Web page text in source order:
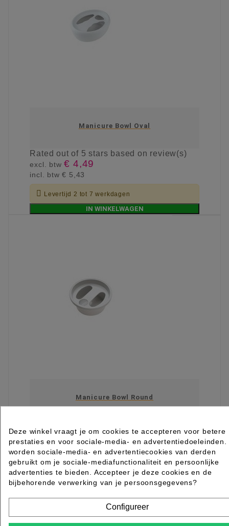
Manicure Bowl Oval
Ratedout of 5 stars based on review(s)
excl. btw€ 4,49
incl. btw€ 5,43
 Levertijd 2 tot 7 werkdagen
IN WINKELWAGEN
Manicure Bowl Round
excl. btw€ 4,79
incl. btw € 5,80
 Levertijd 2 tot 7 werkdagen
IN WINKELWAGEN
SSL Beveiligd Shoppen MAZzelpunten
gerust +31 (0)88 006 7600
Deze winkel vraagt je om cookies te accepteren voor betere
prestaties en voor sociale-media- en advertentiedoeleinden.
worden sociale-media- en advertentiecookies van derden
gebruikt om je sociale-mediafunctionaliteit en persoonlijke
advertenties te bieden. Accepteer je deze cookies en de
bijbehorende verwerking van je persoonsgegevens?
Configureer